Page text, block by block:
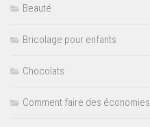
Beauté
Bricolage pour enfants
Chocolats
Comment faire des économies